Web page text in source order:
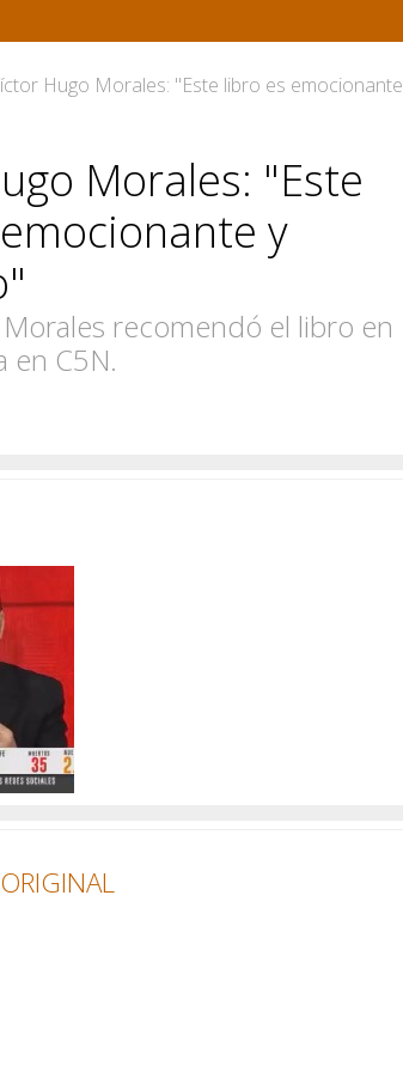
Hugo Morales: "Este libro es emocionante
Morales: "Este
y
recomendó el libro en
en C5N.